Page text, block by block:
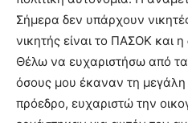
Σήμερα δεν υπάρχουν
νικητής είναι το ΠΑΣΟΚ και
Θέλω να ευχαριστήσω από
όσους μου έκαναν τη μεγάλη
πρόεδρο, ευχαριστώ την